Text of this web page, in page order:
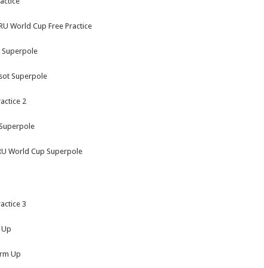
World Cup Free Practice
Superpole
Superpole
2
World Cup Superpole
3
Up